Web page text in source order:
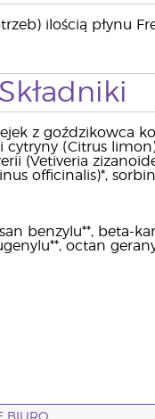
ilością płynu
Składniki
z goździkowca
cytryny (Citrus
(Vetiveria
officinalis)*,
benzylu**, beta-
octan